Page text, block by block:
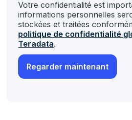
Votre confidentialité est
informations personnelles
stockées et traitées
politique de confidentialité
Teradata.